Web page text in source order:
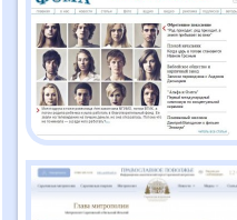
Православный
"Душа" №3 (187)
2026
Православный
"Душа" №2 (186)
февраль 2026